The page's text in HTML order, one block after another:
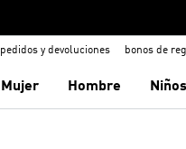
pedidos y devoluciones bonos de
Mujer Hombre Niños